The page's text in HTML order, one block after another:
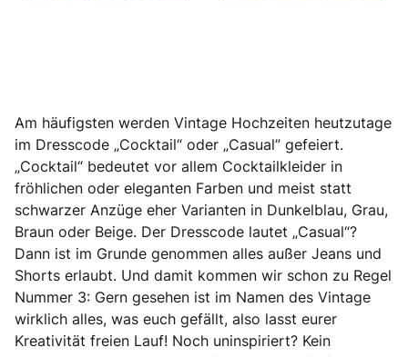
Am häufigsten werden Vintage Hochzeiten heutzutage
im Dresscode „Cocktail“ oder „Casual” gefeiert.
„Cocktail“ bedeutet vor allem Cocktailkleider in
fröhlichen oder eleganten Farben und meist statt
schwarzer Anzüge eher Varianten in Dunkelblau, Grau,
Braun oder Beige. Der Dresscode lautet „Casual“?
Dann ist im Grunde genommen alles außer Jeans und
Shorts erlaubt. Und damit kommen wir schon zu Regel
Nummer 3: Gern gesehen ist im Namen des Vintage
wirklich alles, was euch gefällt, also lasst eurer
Kreativität freien Lauf! Noch uninspiriert? Kein